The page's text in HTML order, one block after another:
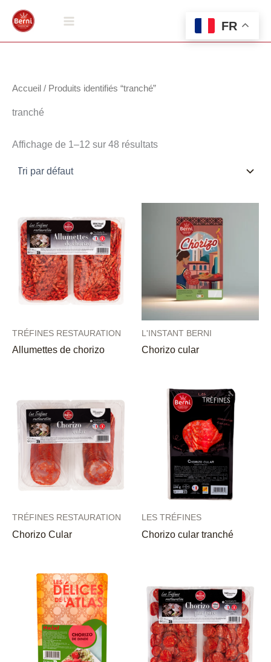
Accueil / Produits identifiés “tranché”
tranché
Affichage de 1–12 sur 48 résultats
TRÉFINES RESTAURATION
Allumettes de chorizo
L'INSTANT BERNI
Chorizo cular
TRÉFINES RESTAURATION
Chorizo Cular
LES TRÉFINES
Chorizo cular tranché
FR